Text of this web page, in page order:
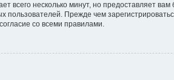
всего несколько минут, но предоставляет
Прежде чем
со всеми правилами.